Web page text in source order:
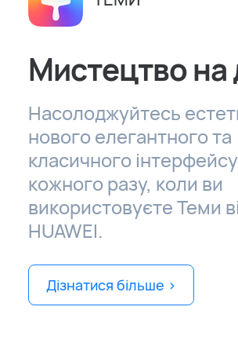
Мистецтво на
Насолоджуйтесь
нового елегантного та
класичного інтерфейсу
кожного разу, коли ви
використовуєте Теми
HUAWEI.
Дізнатися більше >